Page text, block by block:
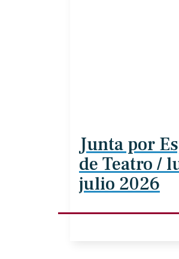
Junta por
de Teatro /
julio 2026